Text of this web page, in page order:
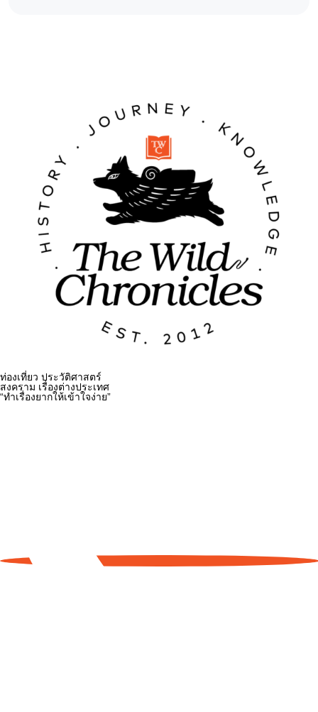
ท่องเที่ยว ประวัติศาสตร์
สงคราม เรื่องต่างประเทศ
“ทำเรื่องยากให้เข้าใจง่าย”